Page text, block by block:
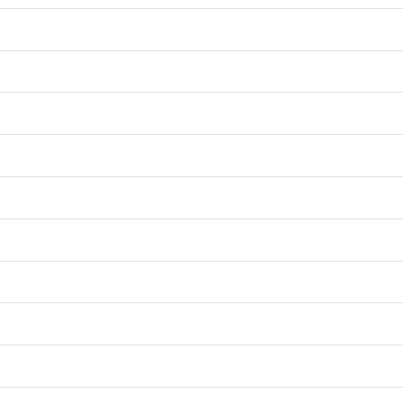
olup dağıldığınızda, gerçekten sizin yeni bir
mi size?"
şöyle) dediler: “- Siz tamamen parça parça
yeni bir yaratılışta bulunacağınızı, size haber vermekte
siz ölüp didik didik hale geldiğinizde yeniden
şöyle dediler: Çürüyüp paramparça olduğunuz vakit
gösterelim mi?
dağıldıktan sonra yeni bir yaratılışla diriltileceğinizi
dediler: "Siz öldükten sonra, didik didik parçalandığınız
birtakım haberler veren kişiyi gösterelim mi?"
vücutlarınız didik didik parçalanıp iyice
biri var, onu size gösterelim mi?»
olup dağıldığınızda, gerçekten sizin yeni bir
mi size?"
dedi (ler): «Siz didik didik parçalanıb dağıldığınız vakit
size (ehemmiyyetle) haber vermekde olan bir